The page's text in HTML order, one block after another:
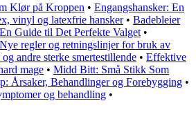
Klør på Kroppen • Engangshansker: En
vinyl og latexfrie hansker• Badebleier
Guide til Det Perfekte Valget •
regler og retningslinjer for bruk av
andre sterke smertestillende • Effektive
mage • Midd Bitt: Små Stikk Som
Årsaker, Behandlinger og Forebygging •
og behandling •